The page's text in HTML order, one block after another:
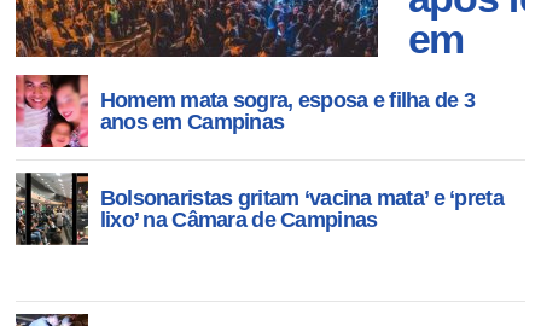
em
Homem mata sogra, esposa e filha de 3
anos em Campinas
Bolsonaristas gritam ‘vacina mata’ e ‘preta
lixo’ na Câmara de Campinas